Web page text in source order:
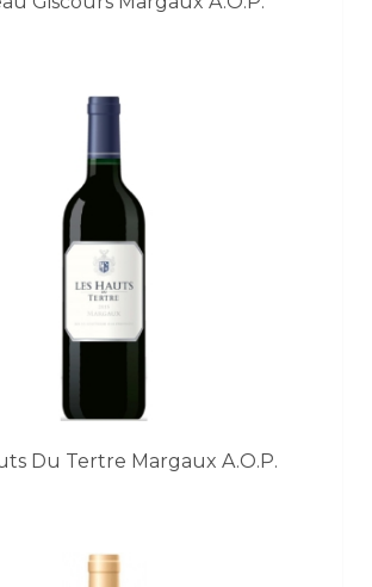
Du Tertre Margaux A.O.P.